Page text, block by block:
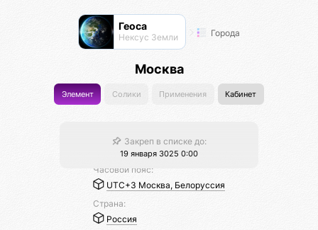
Геоса
Нексус Земли Города
Москва
Элемент Солики Применения Кабинет
Закреп в списке до:
19 января 3025 0:00
Часовой пояс:
UTC+3 Москва, Белоруссия
Страна:
Россия